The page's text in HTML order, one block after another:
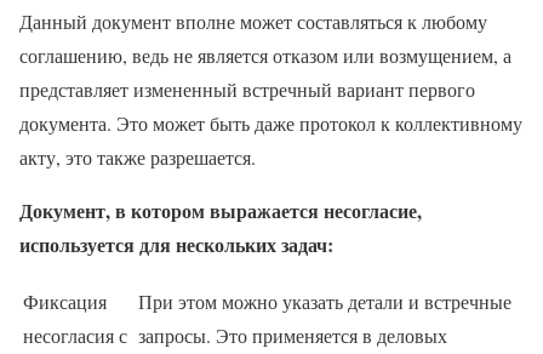
Данный документ вполне может составляться к любому
соглашению, ведь не является отказом или возмущением, а
представляет измененный встречный вариант первого
документа. Это может быть даже протокол к коллективному
акту, это также разрешается.
Документ, в котором выражается несогласие,
используется для нескольких задач:
Фиксация
несогласия с
При этом можно указать детали и встречные
запросы. Это применяется в деловых